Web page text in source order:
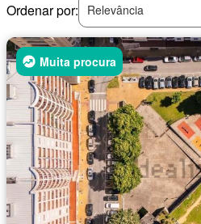
Ordenar por:
Relevância
Muita procura